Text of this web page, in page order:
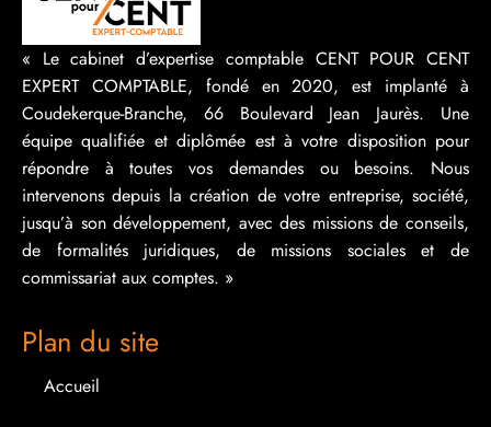
« Le cabinet d’expertise comptable CENT POUR CENT
EXPERT COMPTABLE, fondé en 2020, est implanté à
Coudekerque-Branche, 66 Boulevard Jean Jaurès. Une
équipe qualifiée et diplômée est à votre disposition pour
répondre à toutes vos demandes ou besoins. Nous
intervenons depuis la création de votre entreprise, société,
jusqu’à son développement, avec des missions de conseils,
de formalités juridiques, de missions sociales et de
commissariat aux comptes. »
Plan du site
Accueil